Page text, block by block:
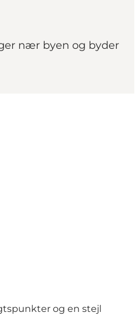
nær byen og byder
og en stejl